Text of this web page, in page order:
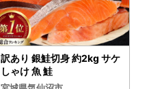
訳あり 銀鮭切身 約2kg サケ
しゃけ 魚 鮭